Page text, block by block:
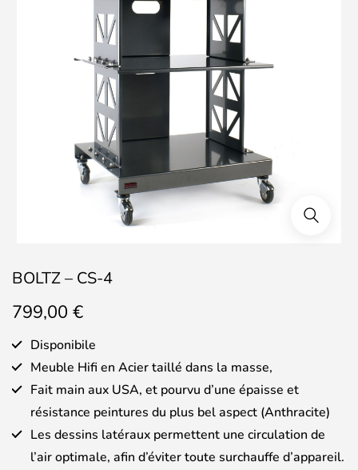
BOLTZ – CS-4
799,00 €
Disponibile
Meuble Hifi en Acier taillé dans la masse,
Fait main aux USA, et pourvu d’une épaisse et
résistance peintures du plus bel aspect (Anthracite)
Les dessins latéraux permettent une circulation de
l’air optimale, afin d’éviter toute surchauffe d’appareil.